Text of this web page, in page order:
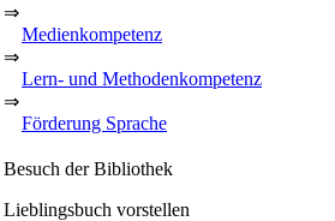
⇒
Medienkompetenz
⇒
Lern- und Methodenkompetenz
⇒
Förderung Sprache
Besuch der Bibliothek
Lieblingsbuch vorstellen